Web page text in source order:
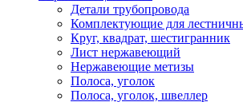
Детали трубопровода
Комплектующие для
Круг, квадрат, шестигранник
Лист нержавеющий
Нержавеющие метизы
Полоса, уголок
Полоса, уголок, швеллер